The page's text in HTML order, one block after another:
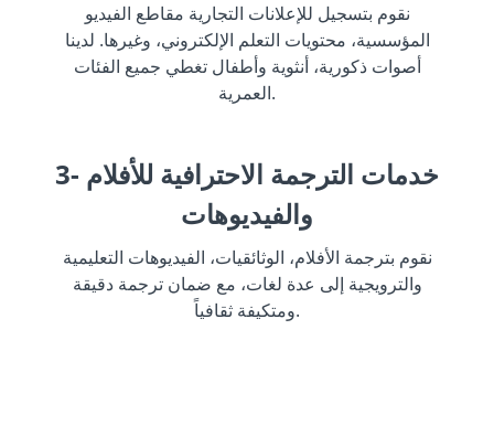
نقوم بتسجيل للإعلانات التجارية مقاطع الفيديو
المؤسسية، محتويات التعلم الإلكتروني، وغيرها. لدينا
أصوات ذكورية، أنثوية وأطفال تغطي جميع الفئات
العمرية.
3- خدمات الترجمة الاحترافية للأفلام
والفيديوهات
نقوم بترجمة الأفلام، الوثائقيات، الفيديوهات التعليمية
والترويجية إلى عدة لغات، مع ضمان ترجمة دقيقة
ومتكيفة ثقافياً.